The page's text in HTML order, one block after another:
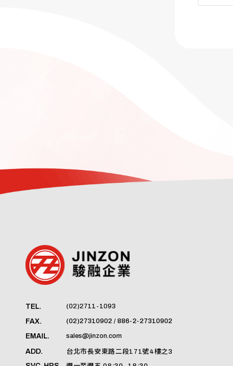
TEL. (02)2711-1093
FAX. (02)27310902 / 886-2-27310902
EMAIL. sales@jinzon.com
ADD. 台北市長安東路二段171號4樓之3